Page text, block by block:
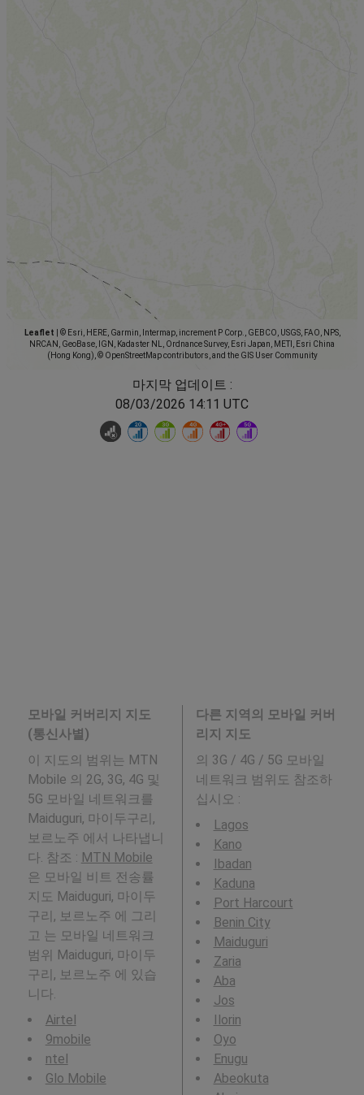
Leaflet
© Esri, HERE, Garmin, Intermap, increment P Corp., GEBCO, USGS, FAO, NPS,
NRCAN, GeoBase, IGN, Kadaster NL, Ordnance Survey, Esri Japan, METI, Esri China
(Hong Kong), © OpenStreetMap contributors, and the GIS User Community
마지막 업데이트 :
08/03/2026 14:11 UTC
모바일 커버리지 지도
(통신사별)
이 지도의 범위는 MTN
Mobile 의 2G, 3G, 4G 및
5G 모바일 네트워크를
Maiduguri, 마이두구리,
보르노주 에서 나타냅니
다. 참조 : MTN Mobile
은 모바일 비트 전송률
지도 Maiduguri, 마이두
구리, 보르노주 에 그리
고 는 모바일 네트워크
범위 Maiduguri, 마이두
구리, 보르노주 에 있습
니다.
Airtel
9mobile
ntel
Glo Mobile
다른 지역의 모바일 커버
리지 지도
의 3G / 4G / 5G 모바일
네트워크 범위도 참조하
십시오 :
Lagos
Kano
Ibadan
Kaduna
Port Harcourt
Benin City
Maiduguri
Zaria
Aba
Jos
Ilorin
Oyo
Enugu
Abeokuta